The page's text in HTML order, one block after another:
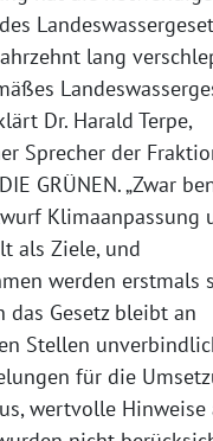
lang
Dr. Harald Terpe,
Sprecher der
GRÜNEN. „Zwar
Klimaanpassung
als Ziele, und
werden erstmals
das Gesetz bleibt an
Stellen
für die
wertvolle Hinweise